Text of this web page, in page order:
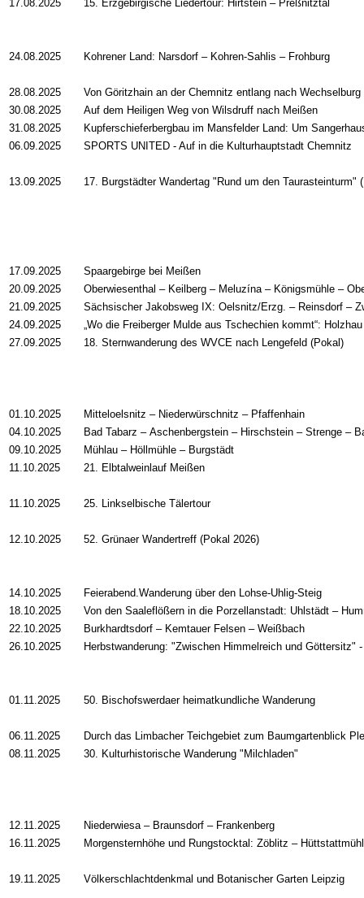
17.08.2025 15. Erzgebirgische Liedertour: Hirtstein – Preßnitztal
24.08.2025 Kohrener Land: Narsdorf – Kohren-Sahlis – Frohburg
28.08.2025
Von Göritzhain an der Chemnitz entlang nach Wechselburg
30.08.2025
Auf dem Heiligen Weg von Wilsdruff nach Meißen
31.08.2025
Kupferschieferbergbau im Mansfelder Land: Um
06.09.2025
SPORTS UNITED - Auf in die Kulturhauptstadt Chemnitz
13.09.2025 17. Burgstädter Wandertag "Rund um den Taurasteinturm"
17.09.2025
Spaargebirge bei Meißen
20.09.2025
Oberwiesenthal – Keilberg – Meluzína – Königsmühle –
21.09.2025
Sächsischer Jakobsweg IX: Oelsnitz/Erzg. – Reinsdorf –
24.09.2025
„Wo die Freiberger Mulde aus Tschechien kommt“:
27.09.2025
18. Sternwanderung des WVCE nach Lengefeld (Pokal)
01.10.2025
Mitteloelsnitz – Niederwürschnitz – Pfaffenhain
04.10.2025
Bad Tabarz –Aschenbergstein –Hirschstein –Strenge –
09.10.2025
Mühlau –Höllmühle –Burgstädt
11.10.2025
21. Elbtalweinlauf Meißen
11.10.2025 25. Linkselbische Tälertour
12.10.2025 52. Grünaer Wandertreff (Pokal 2026)
14.10.2025
Feierabend.Wanderung über den Lohse-Uhlig-Steig
18.10.2025
Von den Saaleflößern in die Porzellanstadt: Uhlstädt –
22.10.2025
Burkhardtsdorf –Kemtauer Felsen –Weißbach
26.10.2025
Herbstwanderung: "Zwischen Himmelreich und Göttersitz"
01.11.2025 50. Bischofswerdaer heimatkundliche Wanderung
06.11.2025
Durch das Limbacher Teichgebiet zum Baumgartenblick
08.11.2025
30. Kulturhistorische Wanderung "Milchladen"
12.11.2025 Niederwiesa –Braunsdorf –Frankenberg
16.11.2025
Morgensternhöhe und Rungstocktal: Zöblitz –
19.11.2025 Völkerschlachtdenkmal und Botanischer Garten Leipzig